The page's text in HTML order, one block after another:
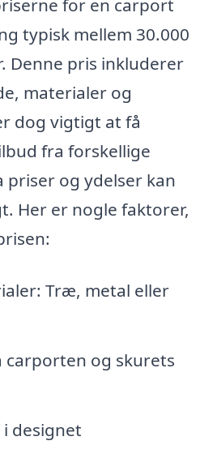
for en carport
typisk mellem 30.000
Denne pris inkluderer
materialer og
dog vigtigt at få
fra forskellige
og ydelser kan
Her er nogle faktorer,
Træ, metal eller
carporten og skurets
designet